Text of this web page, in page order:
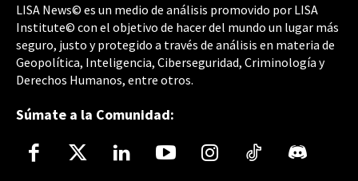
LISA News© es un medio de análisis promovido por LISA
Institute© con el objetivo de hacer del mundo un lugar más
seguro, justo y protegido a través de análisis en materia de
Geopolítica, Inteligencia, Ciberseguridad, Criminología y
Derechos Humanos, entre otros.
Súmate a la Comunidad: